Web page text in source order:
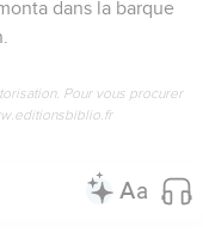
dans la barque
Pour vous procurer